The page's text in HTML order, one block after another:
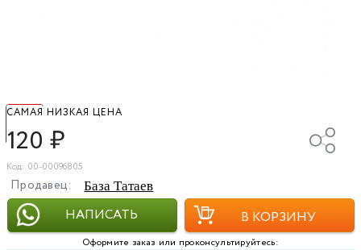
САМАЯ НИЗКАЯ ЦЕНА
120 ₽
Код: 00-00096805
Продавец: База Татаев
НАПИСАТЬ В КОРЗИНУ
Оформите заказ или проконсультируйтесь: